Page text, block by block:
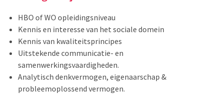
HBO of WO opleidingsniveau
Kennis en interesse van het sociale domein
Kennis van kwaliteitsprincipes
Uitstekende communicatie- en
samenwerkingsvaardigheden.
Analytisch denkvermogen, eigenaarschap &
probleemoplossend vermogen.